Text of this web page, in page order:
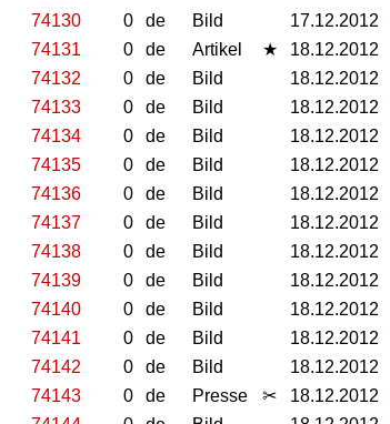
74130
0 de Bild 17.12.2012
74131
0 de Artikel ★ 18.12.2012
74132
0 de Bild 18.12.2012
74133
0 de Bild 18.12.2012
74134
0 de Bild 18.12.2012
74135
0 de Bild 18.12.2012
74136
0 de Bild 18.12.2012
74137
0 de Bild 18.12.2012
74138
0 de Bild 18.12.2012
74139
0 de Bild 18.12.2012
74140
0 de Bild 18.12.2012
74141
0 de Bild 18.12.2012
74142
0 de Bild 18.12.2012
74143
0 de Presse ✂ 18.12.2012